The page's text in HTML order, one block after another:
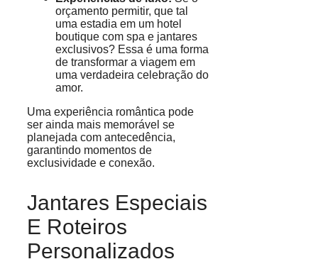
orçamento permitir, que tal
uma estadia em um hotel
boutique com spa e jantares
exclusivos? Essa é uma forma
de transformar a viagem em
uma verdadeira celebração do
amor.
Uma experiência romântica pode
ser ainda mais memorável se
planejada com antecedência,
garantindo momentos de
exclusividade e conexão.
Jantares Especiais
E Roteiros
Personalizados